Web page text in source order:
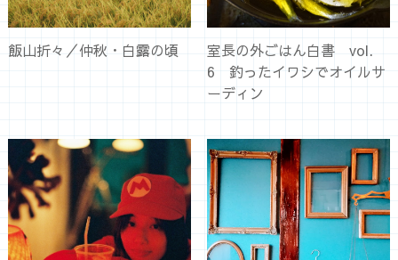
飯山折々／仲秋・白露の頃
室長の外ごはん白書 vol.
6 釣ったイワシでオイルサ
ーディン